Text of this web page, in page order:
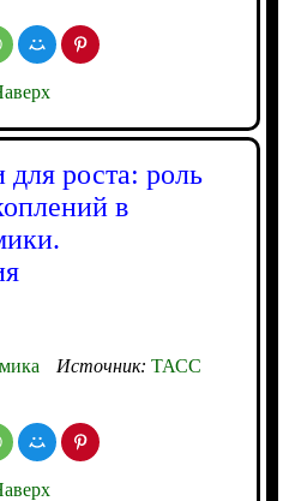
роста: роль
в
Источник: ТАСС